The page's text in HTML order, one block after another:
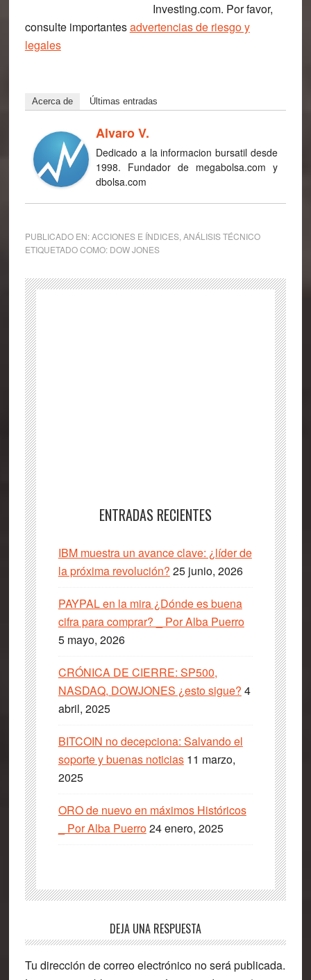
Investing.com. Por favor,
consulte importantesadvertencias de riesgo y
legales
Acerca de Últimas entradas
Alvaro V.
Dedicado a la informacion bursatil desde
1998. Fundador de megabolsa.com y
dbolsa.com
PUBLICADO EN:ACCIONES E ÍNDICES,ANÁLISIS TÉCNICO
ETIQUETADO COMO: DOW JONES
ENTRADAS RECIENTES
IBM muestra un avance clave: ¿líder de
la próxima revolución? 25 junio, 2026
PAYPAL en la mira ¿Dónde es buena
cifra para comprar? _ Por Alba Puerro
5 mayo, 2026
CRÓNICA DE CIERRE: SP500,
NASDAQ, DOWJONES ¿esto sigue? 4
abril, 2025
BITCOIN no decepciona: Salvando el
soporte y buenas noticias 11 marzo,
2025
ORO de nuevo en máximos Históricos
_ Por Alba Puerro24 enero, 2025
Interacciones
con
los
DEJA UNA RESPUESTA
Tu dirección de correo electrónico no será publicada.